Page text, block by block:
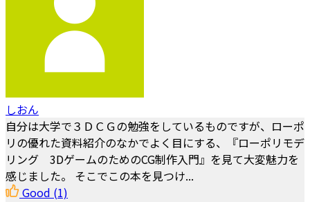
しおん
自分は大学で３ＤＣＧの勉強をしているものですが、ローポ
リの優れた資料紹介のなかでよく目にする、『ローポリモデ
リング 3DゲームのためのCG制作入門』を見て大変魅力を
感じました。 そこでこの本を見つけ...
Good (1)